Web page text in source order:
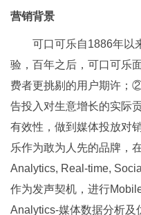
营销背景
可口可乐自1886年以
验，百年之后，可口可乐
费者更挑剔的用户期许
告投入对生意增长的实际
有效性，做到媒体投放对
乐作为敢为人先的品牌，
Analytics, Real-time,
作为发声契机，进行
Analytics-媒体数据分析及